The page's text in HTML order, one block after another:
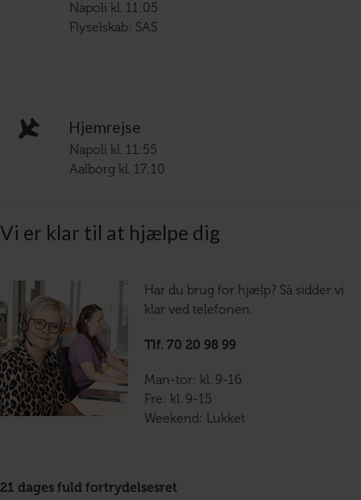
Napoli kl. 11:05
Flyselskab: SAS
Hjemrejse
Napoli kl. 11:55
Aalborg kl. 17:10
Vi er klar til at hjælpe dig
Har du brug for hjælp? Så sidder vi
klar ved telefonen.
Tlf. 70 20 98 99
Man-tor: kl. 9-16
Fre: kl. 9-15
Weekend: Lukket
21 dages fuld fortrydelsesret